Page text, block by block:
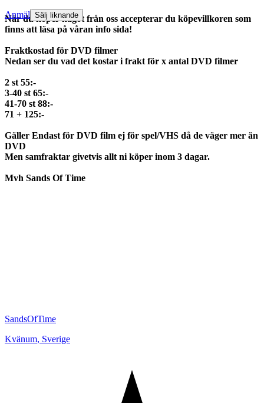
När du köper något från oss accepterar du köpevillkoren som
finns att läsa på våran info sida!
Fraktkostad för DVD filmer
Nedan ser du vad det kostar i frakt för x antal DVD filmer
2 st 55:-
3-40 st 65:-
41-70 st 88:-
71 + 125:-
Gäller Endast för DVD film ej för spel/VHS då de väger mer än
DVD
Men samfraktar givetvis allt ni köper inom 3 dagar.
Mvh Sands Of Time
Anmäl Sälj liknande
SandsOfTime
Kvänum, Sverige